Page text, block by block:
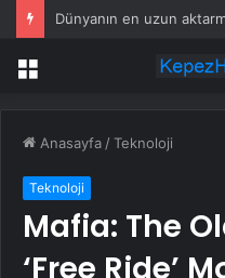
Menü
Anasayfa /Teknoloji
Teknoloji
Mafia: The
‘Free Ride’